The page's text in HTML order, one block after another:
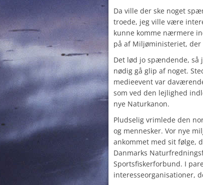
Da ville der ske noget
troede, jeg ville være
kunne komme nærmere
på af Miljøministeriet,
Det lød jo spændende, så
nødig gå glip af noget.
medieevent var
som ved den lejlighed
nye Naturkanon.
Pludselig vrimlede den
og mennesker. Vor nye
ankommet med sit følge,
Danmarks
Sportsfiskerforbund. I
interesseorganisationer,